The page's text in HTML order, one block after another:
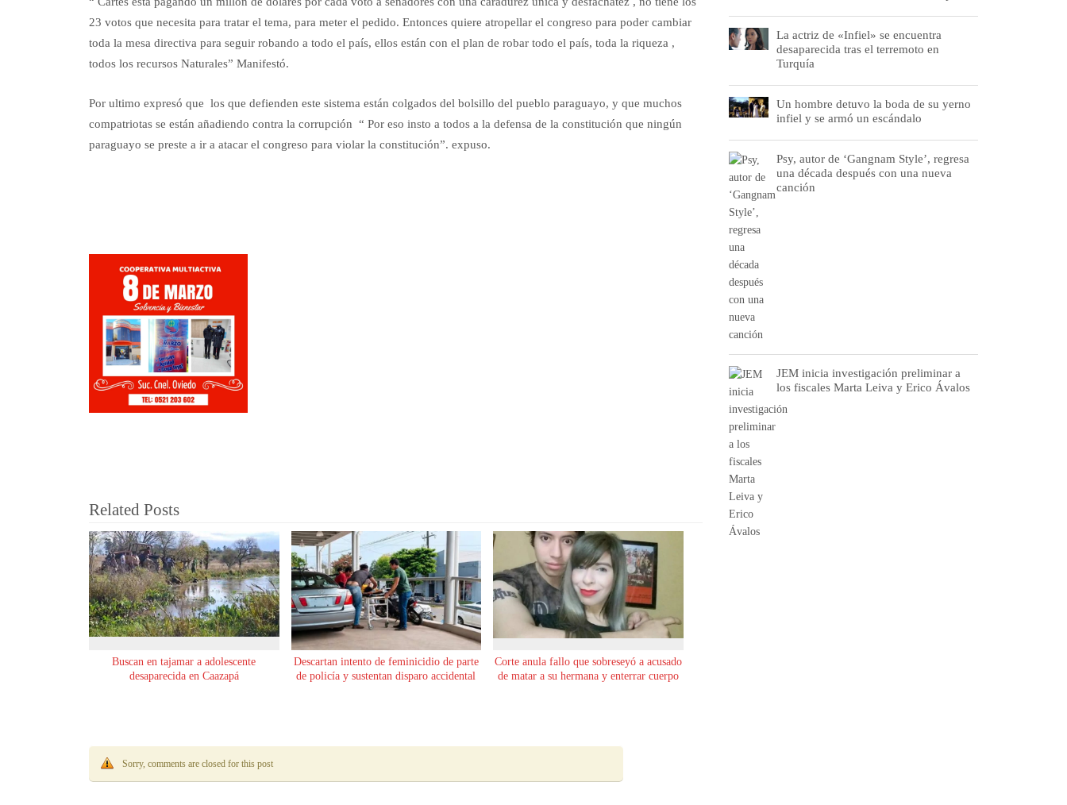
23 votos que necesita para tratar el tema, para meter el pedido. Entonces quiere atropellar el congreso para poder cambiar
toda la mesa directiva para seguir robando a todo el país, ellos están con el plan de robar todo el país, toda la riqueza ,
todos los recursos Naturales” Manifestó.
Por ultimo expresó que los que defienden este sistema están colgados del bolsillo del pueblo paraguayo, y que muchos
compatriotas se están añadiendo contra la corrupción “ Por eso insto a todos a la defensa de la constitución que ningún
paraguayo se preste a ir a atacar el congreso para violar la constitución”. expuso.
Related Posts
Buscan en tajamar a adolescente
desaparecida en Caazapá
Descartan intento de feminicidio de parte
de policía y sustentan disparo accidental
Corte anula fallo que sobreseyó a acusado
de matar a su hermana y enterrar cuerpo
Sorry, comments are closed for this post
La actriz de «Infiel» se encuentra
desaparecida tras el terremoto en
Turquía
Un hombre detuvo la boda de su yerno
infiel y se armó un escándalo
Psy, autor de ‘Gangnam Style’, regresa
una década después con una nueva
canción
JEM inicia investigación preliminar a
los fiscales Marta Leiva y Erico Ávalos